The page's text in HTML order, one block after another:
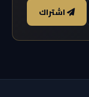
اشتراك